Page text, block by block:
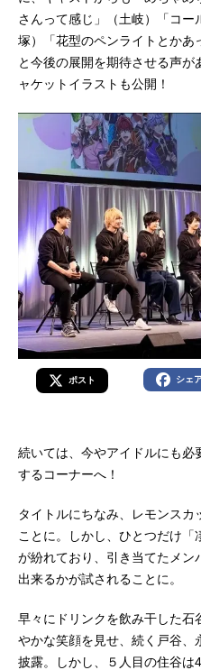
さんって感じ」（土岐）「コ
塚）「花型のペンライトとかあ
と今後の展開を期待させる声
ャケットイラストも公開！
ポスト シェ
続いては、今やアイドルにも必
するコーナーへ！
タイトルにちなみ、レモンス
ことに。しかし、ひとつだけ「
が紛れており、引き当てたメ
出来るかが試されることに。
早々にドリンクを飲み干した
やかな笑顔を見せ、続く戸谷、
披露。しかし、５人目の住谷は